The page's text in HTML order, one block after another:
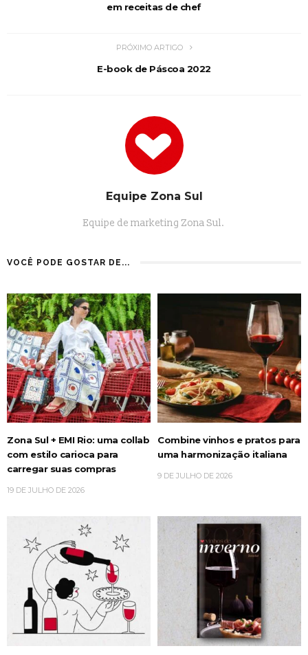
em receitas de chef
PRÓXIMO ARTIGO
E-book de Páscoa 2022
Equipe Zona Sul
Equipe de marketing Zona Sul.
VOCÊ PODE GOSTAR DE...
Zona Sul + EMI Rio: uma collab
com estilo carioca para
carregar suas compras
19 DE JULHO DE 2026
Combine vinhos e pratos para
uma harmonização italiana
9 DE JULHO DE 2026